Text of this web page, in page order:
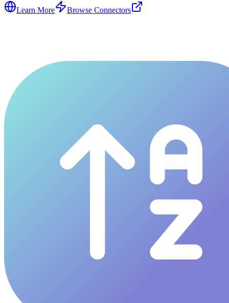
Learn More Browse Connectors